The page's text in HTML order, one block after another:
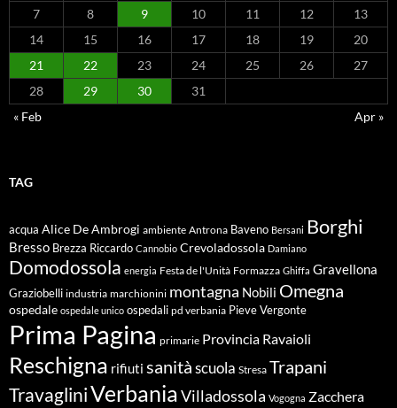
7
8 9 10 11 12
13
14
15 16 17 18 19
20
21
22 23 24 25 26
27
28
29 30
31
« Feb
Apr »
TAG
acqua Alice De Ambrogi ambiente Antrona Baveno Bersani Borghi
Bresso Brezza Riccardo Cannobio Crevoladossola Damiano
Domodossola energia Festa de l'Unità Formazza Ghiffa Gravellona
Graziobelli industria marchionini montagna Nobili Omegna
ospedale ospedale unico ospedali pd verbania Pieve Vergonte
Prima Pagina primarie Provincia Ravaioli
Reschigna rifiuti sanitàscuola Stresa Trapani
TravagliniVerbaniaVilladossola Vogogna Zacchera